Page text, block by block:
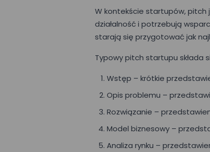
W kontekście startupów, pitch
działalność i potrzebują
starają się przygotować jak
Typowy pitch startupu składa
Wstęp – krótkie
Opis problemu –
Rozwiązanie –
Model biznesowy –
Analiza rynku –